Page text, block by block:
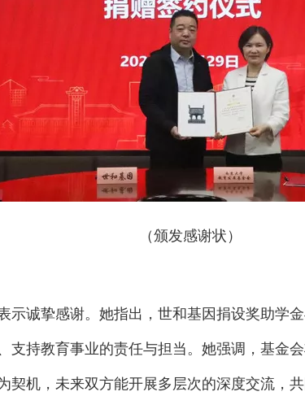
（颁发感谢状）
示诚挚感谢。她指出，世和基因捐设奖助学
支持教育事业的责任与担当。她强调，基金
机，未来双方能开展多层次的深度交流，